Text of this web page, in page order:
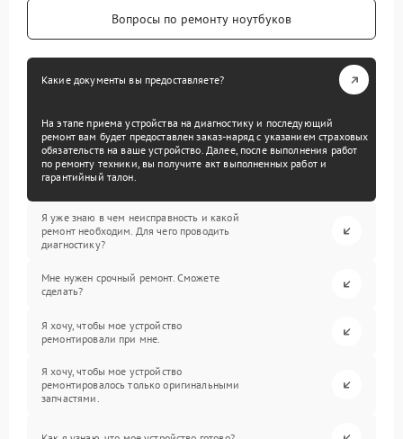
Вопросы по ремонту ноутбуков
Какие документы вы предоставляете?
На этапе приема устройства на диагностику и последующий
ремонт вам будет предоставлен заказ-наряд с указанием страховых
обязательств на ваше устройство. Далее, после выполнения работ
по ремонту техники, вы получите акт выполненных работ и
гарантийный талон.
Я уже знаю в чем неисправность и какой
ремонт необходим. Для чего проводить
диагностику?
Мне нужен срочный ремонт. Сможете
сделать?
Я хочу, чтобы мое устройство
ремонтировали при мне.
Я хочу, чтобы мое устройство
ремонтировалось только оригинальными
запчастями.